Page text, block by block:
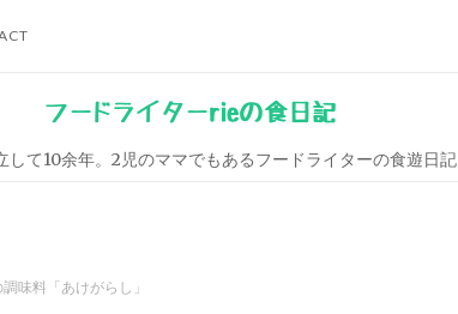
フードライターrieの食日記
して10余年。2児のママでもあるフードライターの食遊日記
味料「あけがらし」